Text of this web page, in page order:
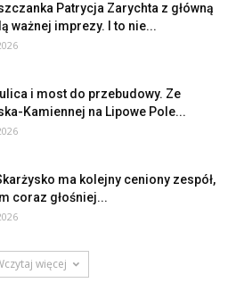
Patrycja Zarychta z główną
ważnej imprezy. I to nie...
i most do przebudowy. Ze
Kamiennej na Lipowe Pole...
ma kolejny ceniony zespół,
coraz głośniej...
więcej